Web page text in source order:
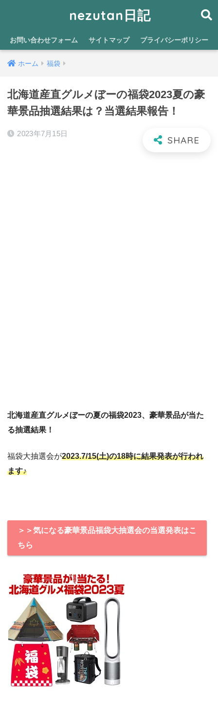
nezutan日記
お問い合わせフォーム サイトマップ プライバシーポリシー
ホーム 福袋
北海道産直グルメぼーの福袋2023夏の豪
華景品抽選結果は？当選結果報告！
2023年7月15日
北海道産直グルメぼーの夏の福袋2023、豪華景品が当た
る抽選結果！
福袋大抽選会が2023.7/15(土)の18時に結果発表が行われ
ます♪
＞＞気になる豪華景品福袋大抽選会の当選発表はこ
ちら